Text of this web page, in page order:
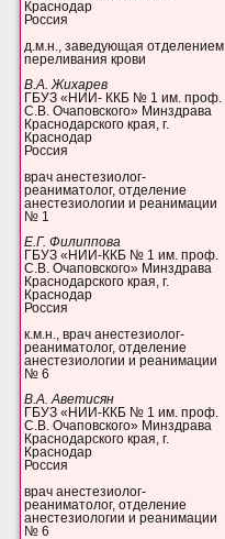
Краснодар
Россия
д.м.н., заведующая отделением
переливания крови
В.А. Жихарев
ГБУЗ «НИИ- ККБ № 1 им. проф.
С.В. Очаповского» Минздрава
Краснодарского края, г.
Краснодар
Россия
врач анестезиолог-
реаниматолог, отделение
анестезиологии и реанимации
№ 1
Е.Г. Филиппова
ГБУЗ «НИИ-ККБ № 1 им. проф.
С.В. Очаповского» Минздрава
Краснодарского края, г.
Краснодар
Россия
к.м.н., врач анестезиолог-
реаниматолог, отделение
анестезиологии и реанимации
№ 6
В.А. Аветисян
ГБУЗ «НИИ-ККБ № 1 им. проф.
С.В. Очаповского» Минздрава
Краснодарского края, г.
Краснодар
Россия
врач анестезиолог-
реаниматолог, отделение
анестезиологии и реанимации
№ 6